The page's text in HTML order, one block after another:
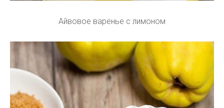
Айвовое варенье с лимоном